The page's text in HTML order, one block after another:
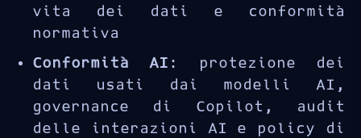
vita dei dati e conformità
normativa
Conformità AI : protezione dei
dati usati dai modelli AI,
governance di Copilot, audit
delle interazioni AI e policy di